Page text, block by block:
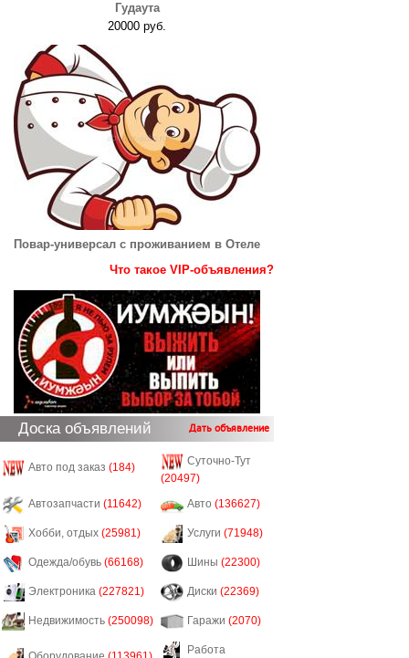
Гудаута
20000 руб.
Повар-универсал с проживанием в Отеле
Что такое VIP-объявления?
Доска объявлений Дать объявление
Авто под заказ (184)
Суточно-Тут
(20497)
Автозапчасти (11642) Авто (136627)
Хобби, отдых (25981) Услуги (71948)
Одежда/обувь (66168) Шины (22300)
Электроника (227821) Диски (22369)
Недвижимость (250098) Гаражи (2070)
Работа